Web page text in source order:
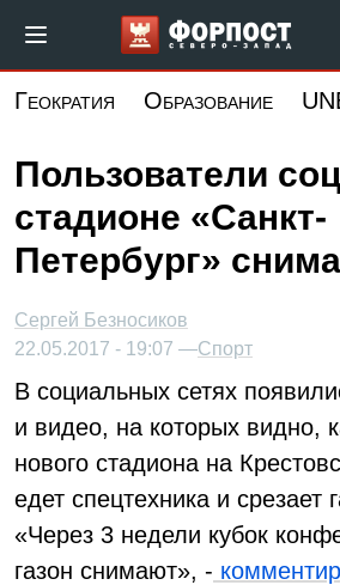
основному
Форпост
Геократия Образование
Пользователи
стадионе «Санкт-
Петербург»
Сергей Безносиков
22.05.2017 - 19:07 —Спорт
В социальных сетях
и видео, на которых видно,
нового стадиона на
едет спецтехника и срезает
«Через 3 недели кубок
газон снимают», -